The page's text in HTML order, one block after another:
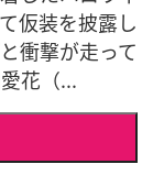
仮装を披露し
衝撃が走って
花（...